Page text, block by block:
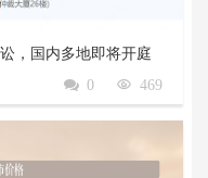
，国内多地即将开庭
469

0
